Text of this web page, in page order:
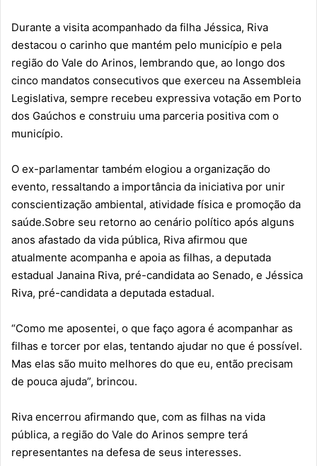
Durante a visita acompanhado da filha Jéssica, Riva
destacou o carinho que mantém pelo município e pela
região do Vale do Arinos, lembrando que, ao longo dos
cinco mandatos consecutivos que exerceu na Assembleia
Legislativa, sempre recebeu expressiva votação em Porto
dos Gaúchos e construiu uma parceria positiva com o
município.
O ex-parlamentar também elogiou a organização do
evento, ressaltando a importância da iniciativa por unir
conscientização ambiental, atividade física e promoção da
saúde.Sobre seu retorno ao cenário político após alguns
anos afastado da vida pública, Riva afirmou que
atualmente acompanha e apoia as filhas, a deputada
estadual Janaina Riva, pré-candidata ao Senado, e Jéssica
Riva, pré-candidata a deputada estadual.
“Como me aposentei, o que faço agora é acompanhar as
filhas e torcer por elas, tentando ajudar no que é possível.
Mas elas são muito melhores do que eu, então precisam
de pouca ajuda”, brincou.
Riva encerrou afirmando que, com as filhas na vida
pública, a região do Vale do Arinos sempre terá
representantes na defesa de seus interesses.